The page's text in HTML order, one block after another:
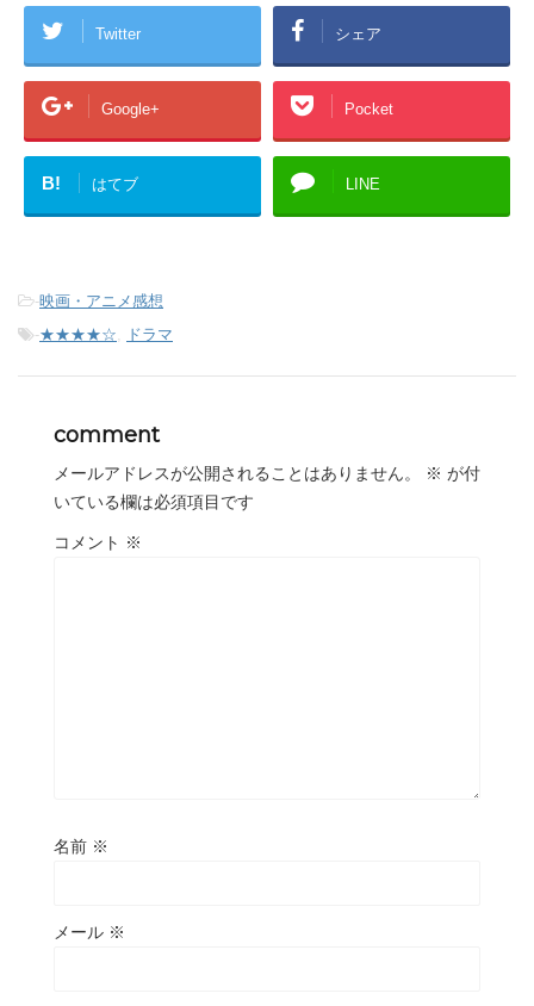
Twitter シェア
Google+ Pocket
B! はてブ LINE
-映画・アニメ感想
-★★★★☆ ドラマ
comment
メールアドレスが公開されることはありません。 ※ が付
いている欄は必須項目です
コメント ※
名前 ※
メール ※